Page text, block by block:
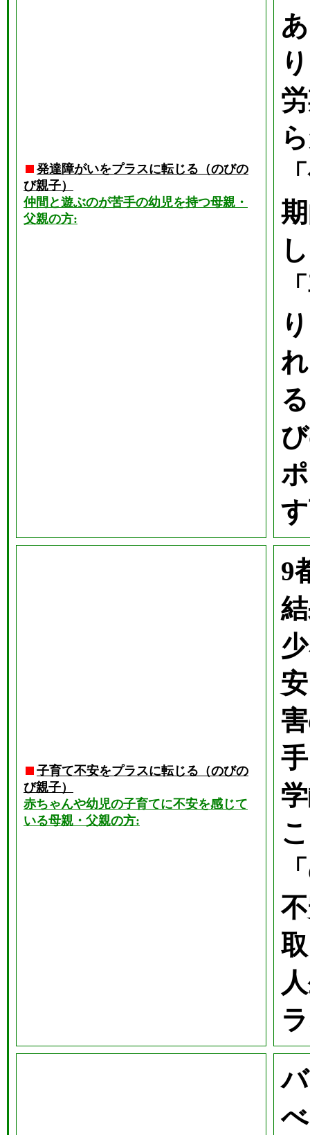
発達障がいをプラスに転じる（のびの
び親子）
仲間と遊ぶのが苦手の幼児を持つ母親・
父親の方:
子育て不安をプラスに転じる（のびの
び親子）
赤ちゃんや幼児の子育てに不安を感じて
いる母親・父親の方:
9